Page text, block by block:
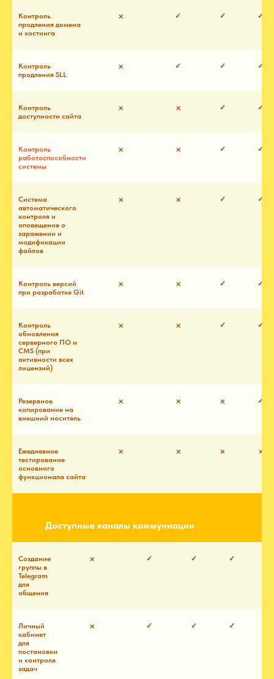
Контроль
продления домена
и хостинга
⨉ ✓ ✓ ✓
Контроль
продления SLL
⨉ ✓ ✓ ✓
Контроль
доступности сайта
⨉ ⨉ ✓ ✓
Контроль
работоспособности
системы
⨉ ⨉ ✓ ✓
Система
автоматического
контроля и
оповещение о
заражении и
модификации
файлов
⨉ ⨉ ✓ ✓
Контроль версий
при разработке Git
⨉ ⨉ ✓ ✓
Контроль
обновления
серверного ПО и
CMS (при
активности всех
лицензий)
⨉ ⨉ ✓ ✓
Резервное
копирование на
внешний носитель
⨉ ⨉ ⨉ ✓
Ежедневное
тестирование
основного
функционала сайта
⨉ ⨉ ⨉ ⨉
Доступные каналы коммуниации
обращение
[Архивный]
Создание
группы в
Telegram
для
общения
⨉ ✓ ✓ ✓
Личный
кабинет
для
постановки
и контроля
задач
⨉ ✓ ✓ ✓